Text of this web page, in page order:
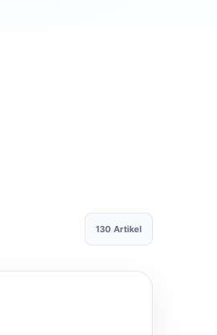
130 Artikel